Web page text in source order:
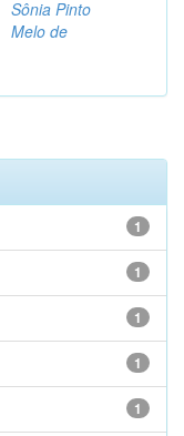
Sônia Pinto
Melo de
1
1
1
1
1